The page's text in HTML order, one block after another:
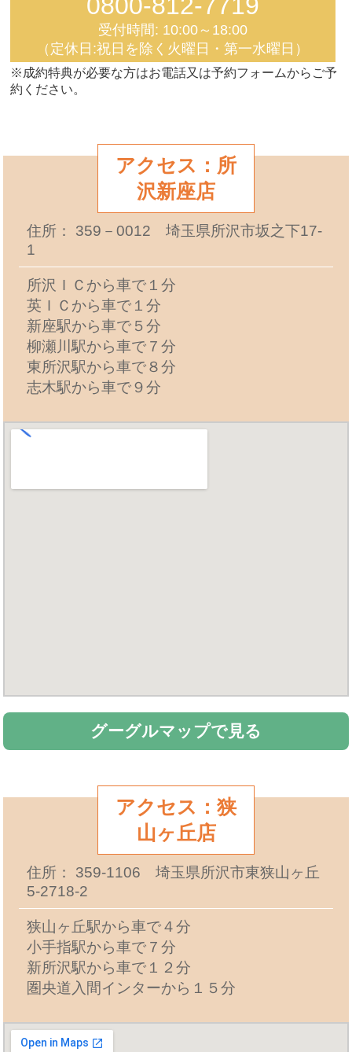
0800-812-7719
受付時間: 10:00～18:00
（定休日:祝日を除く火曜日・第一水曜日）
※成約特典が必要な方はお電話又は予約フォームからご予
約ください。
アクセス：所
沢新座店
住所： 359－0012 埼玉県所沢市坂之下17-
1
所沢ＩＣから車で１分
英ＩＣから車で１分
新座駅から車で５分
柳瀬川駅から車で７分
東所沢駅から車で８分
志木駅から車で９分
グーグルマップで見る
アクセス：狭
山ヶ丘店
住所： 359-1106 埼玉県所沢市東狭山ヶ丘
5-2718-2
狭山ヶ丘駅から車で４分
小手指駅から車で７分
新所沢駅から車で１２分
圏央道入間インターから１５分